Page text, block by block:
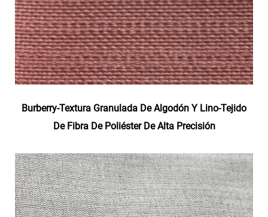
Burberry-Textura Granulada De Algodón Y Lino-Tejido
De Fibra De Poliéster De Alta Precisión